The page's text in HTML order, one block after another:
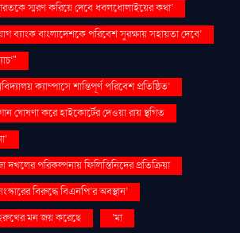
ভারতকে স্মরণ করিয়ে দেবে ধবলধোলাইয়ের কথা’
ব্যাংক বাংলাদেশকে পরিবেশ সুরক্ষায় সহায়তা দেবে’
ক্যাম্পাসে শান্তিপূর্ণ পরিবেশ প্রতিষ্ঠিত’
ঘোষণা করে হাইকোর্টের দেওয়া রায় স্থগিত
দখলের পরিকল্পনায় ফিলিস্তিনিদের প্রতিক্রিয়া
বিরুদ্ধে বিএনপি’র অবস্থান’
মন জয় করেছে
‘মা